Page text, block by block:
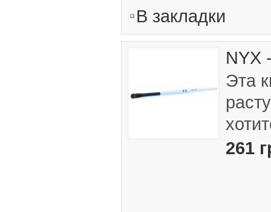
В закладки
NYX
Эта
261